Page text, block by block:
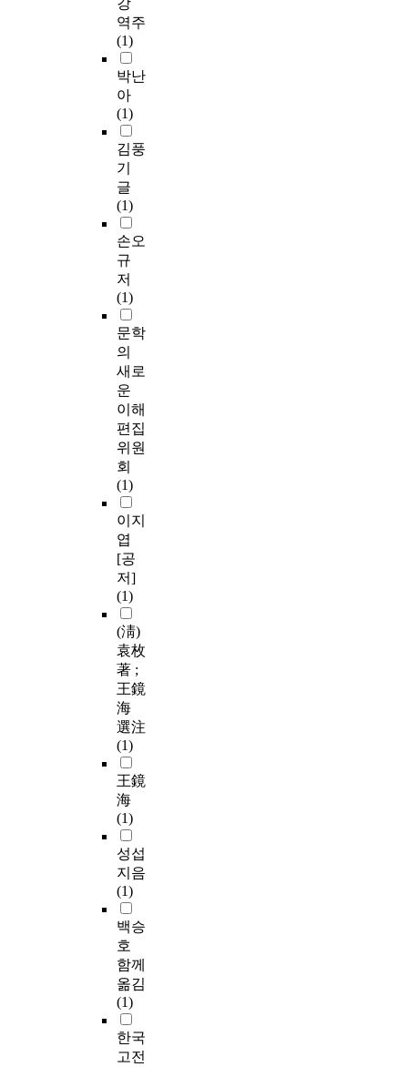
강
역주
(1)
박난
아
(1)
김풍
기
글
(1)
손오
규
저
(1)
문학
의
새로
운
이해
편집
위원
회
(1)
이지
엽
[공
저]
(1)
(淸)
袁枚
著 ;
王鏡
海
選注
(1)
王鏡
海
(1)
성섭
지음
(1)
백승
호
함께
옮김
(1)
한국
고전